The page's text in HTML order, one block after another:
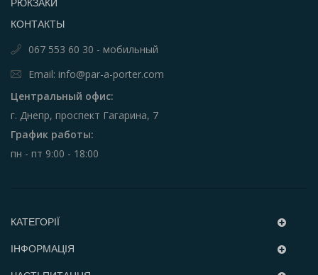
РЮКЗАКИ
КОНТАКТЫ
067 553 60 30 - мобильный
Email: info@par-a-porter.com
Центральный офис:
г. Днепр, проспект Гагарина, 7
График работы:
пн - пт 9:00 - 18:00
КАТЕГОРІЇ
ІНФОРМАЦІЯ